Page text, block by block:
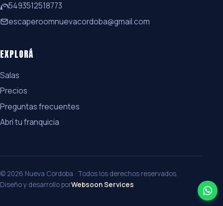
5493512518773
escaperoomnuevacordoba@gmail.com
EXPLORÁ
Salas
Precios
Preguntas frecuentes
Abrí tu franquicia
© 2026 Nueva Cordoba · Todos los derechos reservados.
Diseño y desarrollo porWebsoon Services